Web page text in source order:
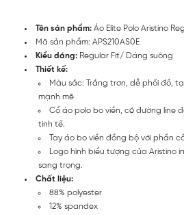
Tên sản phẩm: Áo Elite Polo Aristino
Mã sản phẩm: APS210AS0E
Kiểu dáng: Regular Fit/ Dáng suông
Thiết kế:
Màu sắc: Trắng trơn, dễ phối đồ,
mạnh mẽ
Cổ áo polo bo viền, có đường line
tinh tế.
Tay áo bo viền đồng bộ với phần
Logo hình biểu tượng của Aristino
sang trọng.
Chất liệu:
88% polyester
12% spandex